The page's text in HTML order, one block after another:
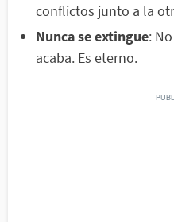
conflictos junto a la
Nunca se extingue:
acaba. Es eterno.